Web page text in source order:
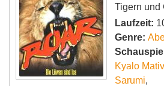
Tigern und
Laufzeit:
Genre:
Kyalo
Sarumi,